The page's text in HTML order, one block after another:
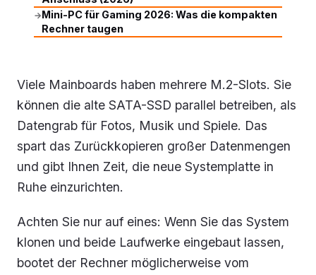
→Mini-PC für Gaming 2026: Was die kompakten
Rechner taugen
Viele Mainboards haben mehrere M.2-Slots. Sie
können die alte SATA-SSD parallel betreiben, als
Datengrab für Fotos, Musik und Spiele. Das
spart das Zurückkopieren großer Datenmengen
und gibt Ihnen Zeit, die neue Systemplatte in
Ruhe einzurichten.
Achten Sie nur auf eines: Wenn Sie das System
klonen und beide Laufwerke eingebaut lassen,
bootet der Rechner möglicherweise vom